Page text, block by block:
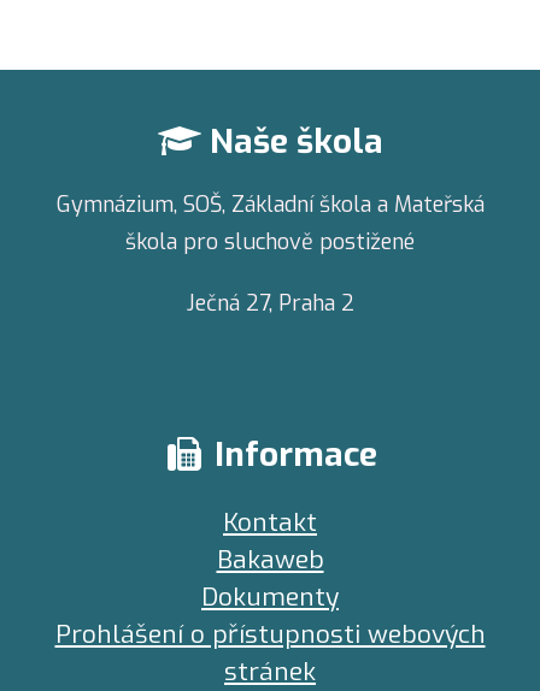
Naše škola
Gymnázium, SOŠ, Základní škola a Mateřská
škola pro sluchově postižené
Ječná 27, Praha 2
Informace
Kontakt
Bakaweb
Dokumenty
Prohlášení o přístupnosti webových
stránek